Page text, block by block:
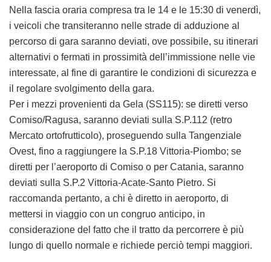
Nella fascia oraria compresa tra le 14 e le 15:30 di venerdì,
i veicoli che transiteranno nelle strade di adduzione al
percorso di gara saranno deviati, ove possibile, su itinerari
alternativi o fermati in prossimità dell’immissione nelle vie
interessate, al fine di garantire le condizioni di sicurezza e
il regolare svolgimento della gara.
Per i mezzi provenienti da Gela (SS115): se diretti verso
Comiso/Ragusa, saranno deviati sulla S.P.112 (retro
Mercato ortofrutticolo), proseguendo sulla Tangenziale
Ovest, fino a raggiungere la S.P.18 Vittoria-Piombo; se
diretti per l’aeroporto di Comiso o per Catania, saranno
deviati sulla S.P.2 Vittoria-Acate-Santo Pietro. Si
raccomanda pertanto, a chi è diretto in aeroporto, di
mettersi in viaggio con un congruo anticipo, in
considerazione del fatto che il tratto da percorrere è più
lungo di quello normale e richiede perciò tempi maggiori.